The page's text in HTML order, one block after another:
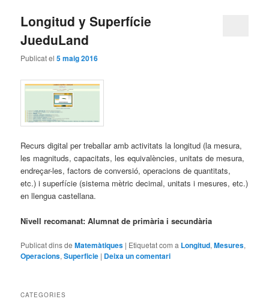
Longitud y Superfície
JueduLand
Publicat el5 maig 2016
Recurs digital per treballar amb activitats la longitud (la mesura,
les magnituds, capacitats, les equivalències, unitats de mesura,
endreçar-les, factors de conversió, operacions de quantitats,
etc.) i superfície (sistema mètric decimal, unitats i mesures, etc.)
en llengua castellana.
Nivell recomanat: Alumnat de primària i secundària
Publicat dins de Matemàtiques | Etiquetat com a Longitud,Mesures,
Operacions,Superficie | Deixa un comentari
CATEGORIES